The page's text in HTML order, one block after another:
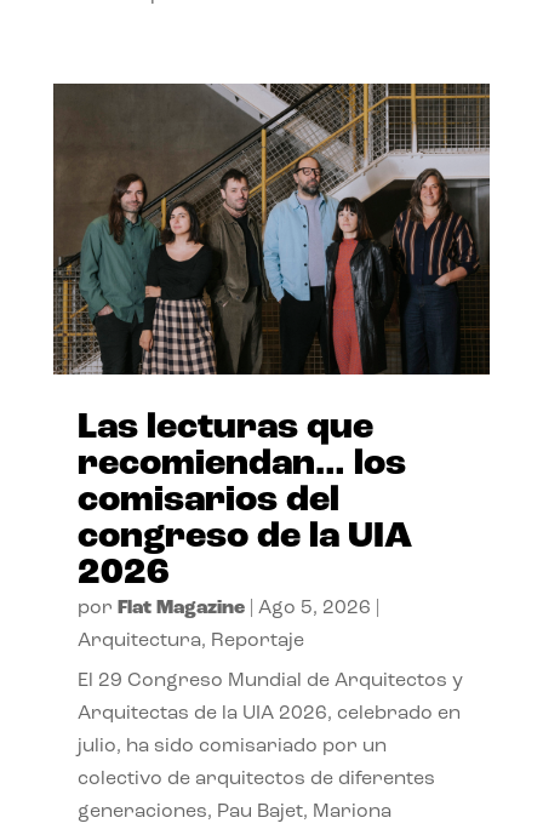
Las lecturas que
recomiendan… los
comisarios del
congreso de la UIA
2026
por Flat Magazine| Ago 5, 2026
Arquitectura, Reportaje
El 29 Congreso Mundial de Arquitectos y
Arquitectas de la UIA 2026, celebrado en
julio, ha sido comisariado por un
colectivo de arquitectos de diferentes
generaciones, Pau Bajet, Mariona